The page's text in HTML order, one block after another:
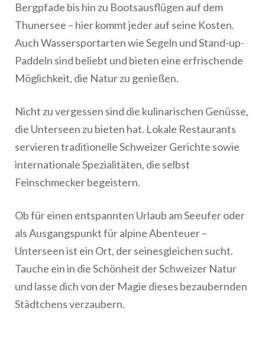
Bergpfade bis hin zu Bootsausflügen auf dem
Thunersee – hier kommt jeder auf seine Kosten.
Auch Wassersportarten wie Segeln und Stand-up-
Paddeln sind beliebt und bieten eine erfrischende
Möglichkeit, die Natur zu genießen.
Nicht zu vergessen sind die kulinarischen Genüsse,
die Unterseen zu bieten hat. Lokale Restaurants
servieren traditionelle Schweizer Gerichte sowie
internationale Spezialitäten, die selbst
Feinschmecker begeistern.
Ob für einen entspannten Urlaub am Seeufer oder
als Ausgangspunkt für alpine Abenteuer –
Unterseen ist ein Ort, der seinesgleichen sucht.
Tauche ein in die Schönheit der Schweizer Natur
und lasse dich von der Magie dieses bezaubernden
Städtchens verzaubern.